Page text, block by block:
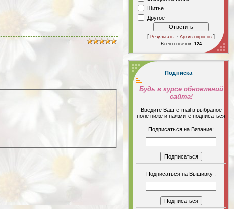
Шитье
Другое
[ Результаты · Архив опросов ]
Всего ответов: 124
Подписка
Будь в курсе обновлений
сайта!
Введите Ваш е-mail в выбраное
поле ниже и нажмите подписаться
Подписаться на Вязание:
Подписаться на Вышивку :